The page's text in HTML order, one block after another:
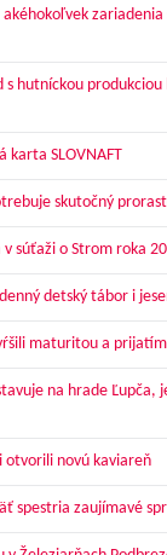
zariadenia
s hutníckou
karta SLOVNAFT
skutočný
v súťaži o Strom roka
detský tábor i
maturitou a
na hrade Ľupča,
otvorili novú kaviareň
spestria zaujímavé